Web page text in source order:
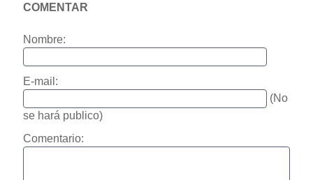
COMENTAR
Nombre:
E-mail:
(No
se hará publico)
Comentario: